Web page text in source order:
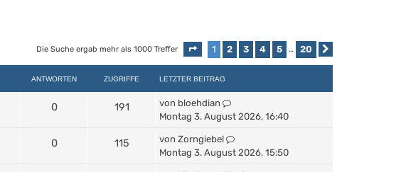
Die Suche ergab mehr als 1000 Treffer Seite 1von 20
1 2 3 4 5 … 20
ANTWORTEN ZUGRIFFE LETZTER BEITRAG
0 191 von bloehdian
Montag 3. August 2026, 16:40
0 115 von Zorngiebel
Montag 3. August 2026, 15:50